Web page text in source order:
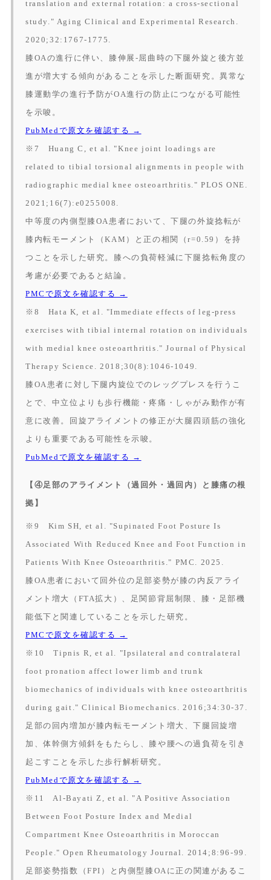
translation and external rotation: a cross-sectional
study." Aging Clinical and Experimental Research.
2020;32:1767-1775.
膝OAの進行に伴い、膝伸展-屈曲時の下腿外旋と後方並
進が増大する傾向があることを示した断面研究。異常な
膝運動学の進行予防がOA進行の防止につながる可能性
を示唆。
PubMedで原文を確認する →
※7 Huang C, et al. "Knee joint loadings are
related to tibial torsional alignments in people with
radiographic medial knee osteoarthritis."PLOS ONE.
2021;16(7):e0255008.
中等度の内側型膝OA患者において、下腿の外旋捻転が
膝内転モーメント（KAM）と正の相関（r=0.59）を持
つことを示した研究。膝への負荷軽減に下腿捻転角度の
考慮が必要であると結論。
PMCで原文を確認する →
※8 Hata K, et al. "Immediate effects of leg-press
exercises with tibial internal rotation on individuals
with medial knee osteoarthritis."Journal of Physical
Therapy Science. 2018;30(8):1046-1049.
膝OA患者に対し下腿内旋位でのレッグプレスを行うこ
とで、中立位よりも歩行機能・疼痛・しゃがみ動作が有
意に改善。回旋アライメントの修正が大腿四頭筋の強化
よりも重要である可能性を示唆。
PubMedで原文を確認する →
【④足部のアライメント（過回外・過回内）と膝痛の根
拠】
※9 Kim SH, et al. "Supinated Foot Posture Is
Associated With Reduced Knee and Foot Function in
Patients With Knee Osteoarthritis." PMC. 2025.
膝OA患者において回外位の足部姿勢が膝の内反アライ
メント増大（FTA拡大）、足関節背屈制限、膝・足部機
能低下と関連していることを示した研究。
PMCで原文を確認する →
※10 Tipnis R, et al. "Ipsilateral and contralateral
foot pronation affect lower limb and trunk
biomechanics of individuals with knee osteoarthritis
during gait."Clinical Biomechanics. 2016;34:30-37.
足部の回内増加が膝内転モーメント増大、下腿回旋増
加、体幹側方傾斜をもたらし、膝や腰への過負荷を引き
起こすことを示した歩行解析研究。
PubMedで原文を確認する →
※11 Al-Bayati Z, et al. "A Positive Association
Between Foot Posture Index and Medial
Compartment Knee Osteoarthritis in Moroccan
People."Open Rheumatology Journal. 2014;8:96-99.
足部姿勢指数（FPI）と内側型膝OAに正の関連があるこ